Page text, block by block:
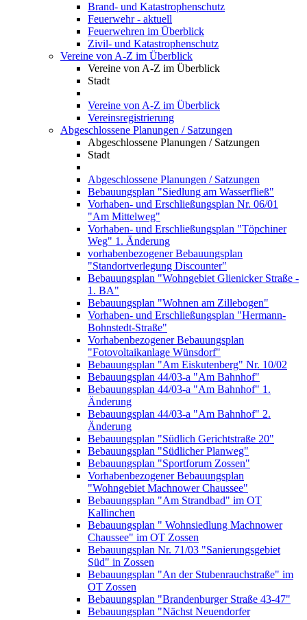
Brand- und Katastrophenschutz
Feuerwehr - aktuell
Feuerwehren im Überblick
Zivil- und Katastrophenschutz
Vereine von A-Z im Überblick
Vereine von A-Z im Überblick
Stadt
Vereine von A-Z im Überblick
Vereinsregistrierung
Abgeschlossene Planungen / Satzungen
Abgeschlossene Planungen / Satzungen
Stadt
Abgeschlossene Planungen / Satzungen
Bebauungsplan "Siedlung am Wasserfließ"
Vorhaben- und Erschließungsplan Nr. 06/01
"Am Mittelweg"
Vorhaben- und Erschließungsplan "Töpchiner
Weg" 1. Änderung
vorhabenbezogener Bebauungsplan
"Standortverlegung Discounter"
Bebauungsplan "Wohngebiet Glienicker Straße -
1. BA"
Bebauungsplan "Wohnen am Zillebogen"
Vorhaben- und Erschließungsplan "Hermann-
Bohnstedt-Straße"
Vorhabenbezogener Bebauungsplan
"Fotovoltaikanlage Wünsdorf"
Bebauungsplan "Am Eiskutenberg" Nr. 10/02
Bebauungsplan 44/03-a "Am Bahnhof"
Bebauungsplan 44/03-a "Am Bahnhof" 1.
Änderung
Bebauungsplan 44/03-a "Am Bahnhof" 2.
Änderung
Bebauungsplan "Südlich Gerichtstraße 20"
Bebauungsplan "Südlicher Planweg"
Bebauungsplan "Sportforum Zossen"
Vorhabenbezogener Bebauungsplan
"Wohngebiet Machnower Chaussee"
Bebauungsplan "Am Strandbad" im OT
Kallinchen
Bebauungsplan " Wohnsiedlung Machnower
Chaussee" im OT Zossen
Bebauungsplan Nr. 71/03 "Sanierungsgebiet
Süd" in Zossen
Bebauungsplan "An der Stubenrauchstraße" im
OT Zossen
Bebauungsplan "Brandenburger Straße 43-47"
Bebauungsplan "Nächst Neuendorfer